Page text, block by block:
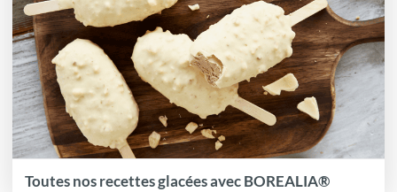
Toutes nos recettes glacées avec BOREALIA®